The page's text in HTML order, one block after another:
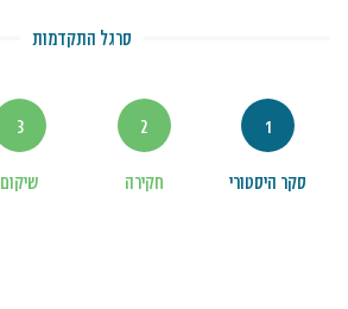
סרגל התקדמות
1
סקר היסטורי
2
חקירה
3
שיקום